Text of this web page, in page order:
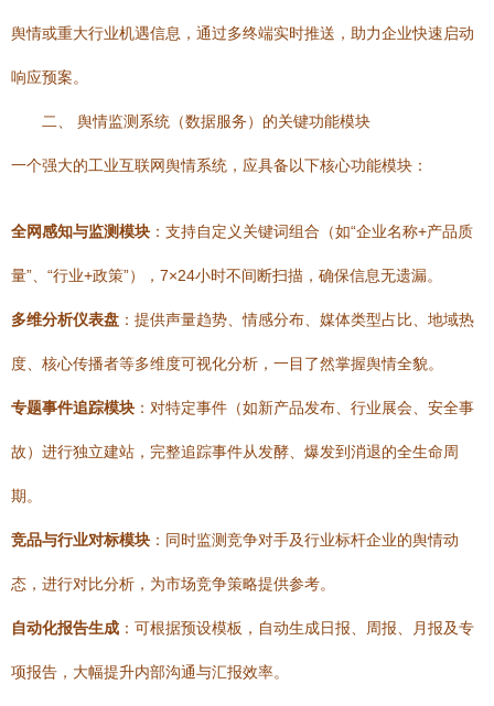
舆情或重大行业机遇信息，通过多终端实时推送，助力企业快速启动
响应预案。
二、 舆情监测系统（数据服务）的关键功能模块
一个强大的工业互联网舆情系统，应具备以下核心功能模块：
全网感知与监测模块 ：支持自定义关键词组合（如“企业名称+产品质
量”、“行业+政策”），7×24小时不间断扫描，确保信息无遗漏。
多维分析仪表盘 ：提供声量趋势、情感分布、媒体类型占比、地域热
度、核心传播者等多维度可视化分析，一目了然掌握舆情全貌。
专题事件追踪模块 ：对特定事件（如新产品发布、行业展会、安全事
故）进行独立建站，完整追踪事件从发酵、爆发到消退的全生命周
期。
竞品与行业对标模块 ：同时监测竞争对手及行业标杆企业的舆情动
态，进行对比分析，为市场竞争策略提供参考。
自动化报告生成 ：可根据预设模板，自动生成日报、周报、月报及专
项报告，大幅提升内部沟通与汇报效率。